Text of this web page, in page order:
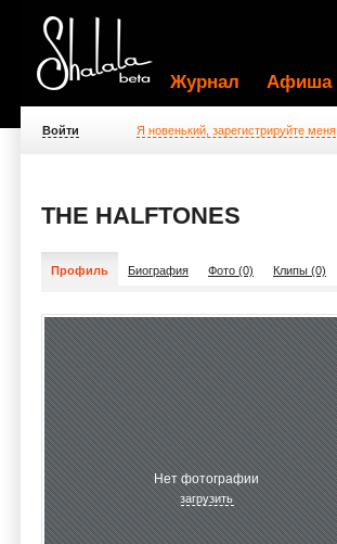
Журнал Афиша
Войти Я новенький, зарегистрируйте меня
THE HALFTONES
Профиль Биография Фото (0) Клипы (0)
Нет фотографии
загрузить